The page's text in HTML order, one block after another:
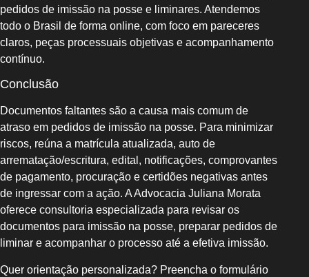
pedidos de imissão na posse e liminares. Atendemos
todo o Brasil de forma online, com foco em pareceres
claros, peças processuais objetivas e acompanhamento
contínuo.
Conclusão
Documentos faltantes são a causa mais comum de
atraso em pedidos de imissão na posse. Para minimizar
riscos, reúna a matrícula atualizada, auto de
arrematação/escritura, edital, notificações, comprovantes
de pagamento, procuração e certidões negativas antes
de ingressar com a ação. A Advocacia Juliana Morata
oferece consultoria especializada para revisar os
documentos para imissão na posse, preparar pedidos de
liminar e acompanhar o processo até a efetiva imissão.
Quer orientação personalizada? Preencha o formulário